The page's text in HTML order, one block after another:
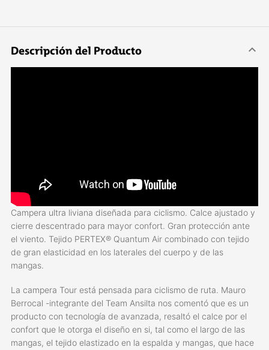
Descripción del Producto
Campera ultra liviana diseñada para ciclismo. Calce ajustado y
cierre descentrado para mayor confort. Gran protección ante
el viento. Tejido PERTEX® Quantum Air combinado con tejido
de gran elasticidad en los laterales del cuerpo y de las
mangas.
La campera Tour está pensada para ciclismo de ruta. Mauro
Berrocal -integrante del Team Ansilta nos comentó que es un
producto con tecnología de avanzada, resaltó el calce por el
confort que le otorga el diseño en si­, tal como el largo de las
mangas, el tejido elastizado en la espalda y mangas, que hace